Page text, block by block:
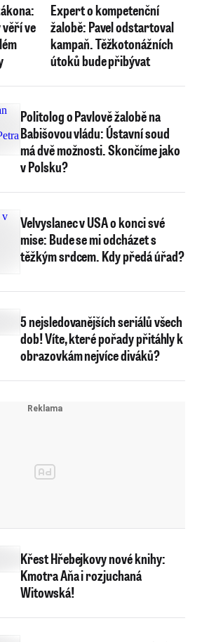
věří ve
Expert o kompetenční
žalobě: Pavel odstartoval
kampaň. Těžkotonážních
útoků bude přibývat
Politolog o Pavlově žalobě na
Babišovou vládu: Ústavní soud
má dvě možnosti. Skončíme jako
v Polsku?
Velvyslanec v USA o konci své
mise: Bude se mi odcházet s
těžkým srdcem. Kdy předá úřad?
5 nejsledovanějších seriálů všech
dob! Víte, které pořady přitáhly k
obrazovkám nejvíce diváků?
Křest Hřebejkovy nové knihy:
Kmotra Aňa i rozjuchaná
Witowská!